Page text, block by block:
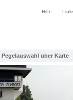
Hilfe
Pegelauswahl über Karte